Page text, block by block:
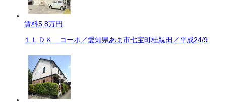
賃料5.8万円
１ＬＤＫ コーポ／愛知県あま市七宝町桂親田／平成24/9